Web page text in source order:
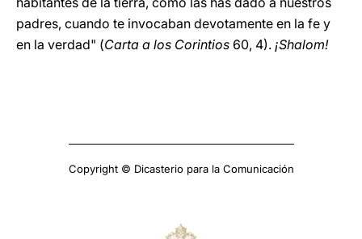
padres, cuando te invocaban devotamente en la fe y
en la verdad" (Carta a los Corintios 60, 4). ¡Shalom!
Copyright © Dicasterio para la Comunicación